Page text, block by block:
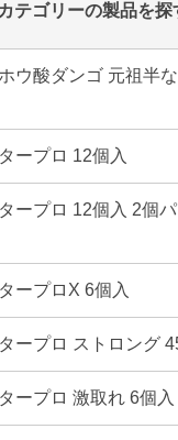
テゴリーの製品を探
ウ酸ダンゴ 元祖半
ープロ 12個入
ープロ 12個入 2個
ープロX 6個入
ープロ ストロング
ープロ 激取れ 6個入